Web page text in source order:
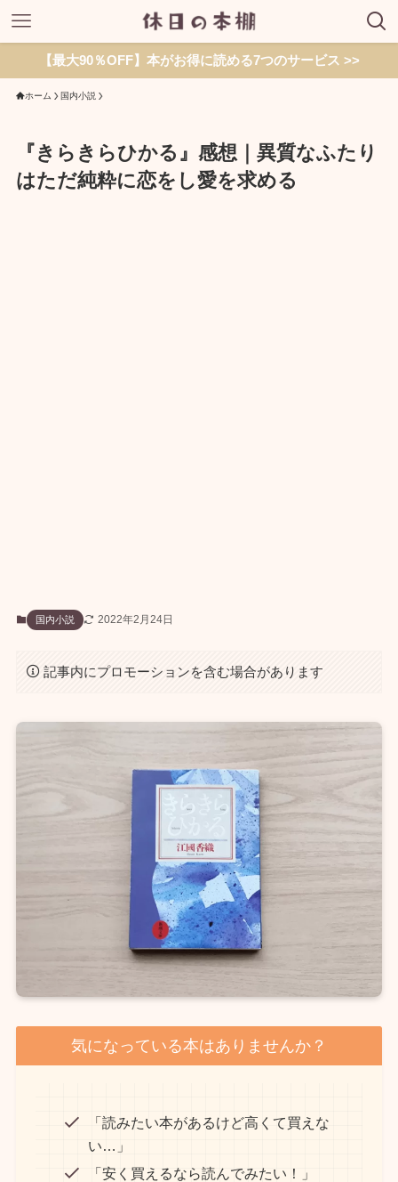
【最大90％OFF】本がお得に読める7つのサービス >>
ホーム 国内小説
『きらきらひかる』感想｜異質なふたり
はただ純粋に恋をし愛を求める
国内小説 2022年2月24日
記事内にプロモーションを含む場合があります
気になっている本はありませんか？
「読みたい本があるけど高くて買えな
い…」
「安く買えるなら読んでみたい！」